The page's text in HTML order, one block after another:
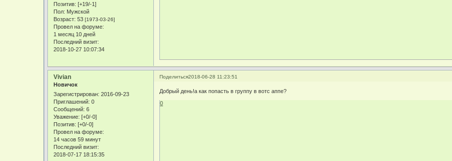
Позитив: [+19/-1]
Пол: Мужской
Возраст: 53[1973-03-26]
Провел на форуме:
1 месяц 10 дней
Последний визит:
2018-10-27 10:07:34
Поделиться2018-06-28 11:23:51
Vivian
Новичок
Зарегистрирован: 2016-09-23
Приглашений: 0
Сообщений: 6
Уважение: [+0/-0]
Позитив: [+0/-0]
Провел на форуме:
14 часов 59 минут
Последний визит:
2018-07-17 18:15:35
Добрый день!а как попасть в группу в вотс аппе?
0